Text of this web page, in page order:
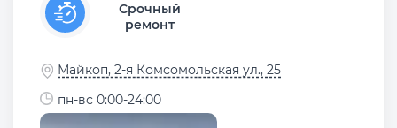
Срочный
ремонт
Майкоп, 2-я Комсомольская ул., 25
пн-вс 0:00-24:00